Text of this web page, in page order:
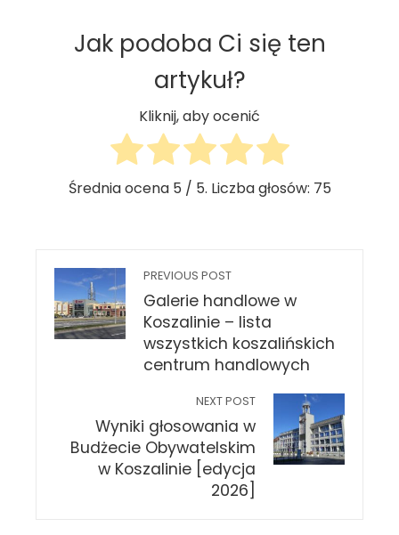
Jak podoba Ci się ten
artykuł?
Kliknij, aby ocenić
Średnia ocena 5 / 5. Liczba głosów: 75
PREVIOUS POST
Galerie handlowe w
Koszalinie – lista
wszystkich koszalińskich
centrum handlowych
NEXT POST
Wyniki głosowania w
Budżecie Obywatelskim
w Koszalinie [edycja
2026]